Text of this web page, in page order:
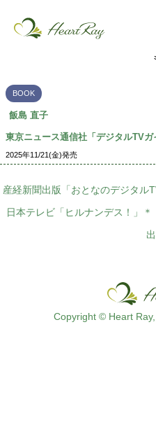
BOOK
飯島 直子
東京ニュース通信社「デジタルTVガ
2025年11/21(金)発売
産経新聞出版「おとなのデジタル
日本テレビ「ヒルナンデス！」
Copyright © Heart